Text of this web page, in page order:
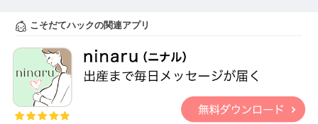
こそだてハックの関連アプリ